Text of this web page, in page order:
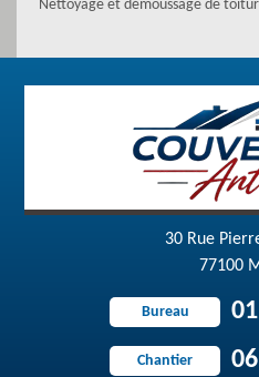
Nettoyage et démoussage de
30 Rue
77100
Bureau
Chantier